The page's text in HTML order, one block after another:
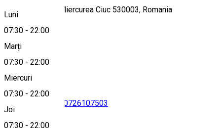
Luni
07:30 - 22:00
Marți
07:30 - 22:00
Miercuri
07:30 - 22:00
Joi
07:30 - 22:00
Strada Bólyai 6, Miercurea Ciuc 530003, Romania
Hartă
+40726107503